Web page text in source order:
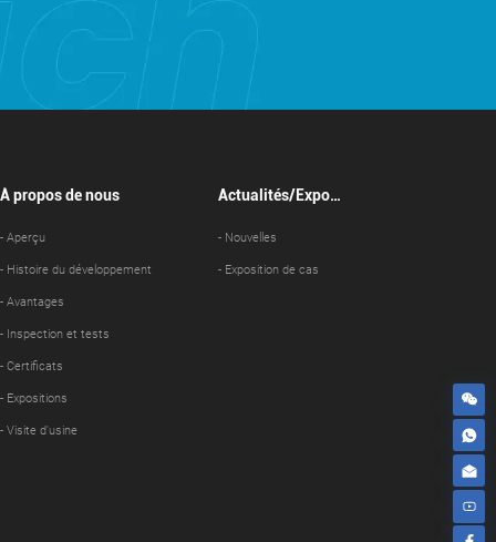
À propos de nous
- Aperçu
- Histoire du développement
- Avantages
- Inspection et tests
- Certificats
- Expositions
- Visite d'usine
Actualités/Exposi
- Nouvelles
- Exposition de cas